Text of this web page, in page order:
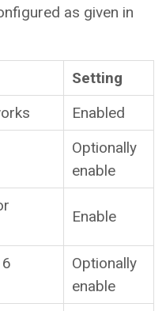
as given in
Setting
Enabled
Optionally
enable
Enable
Optionally
enable